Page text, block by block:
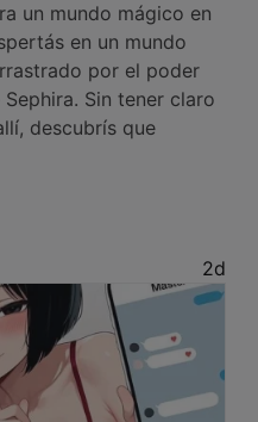
un mundo mágico en
en un mundo
por el poder
Sin tener claro
descubrís que
2d